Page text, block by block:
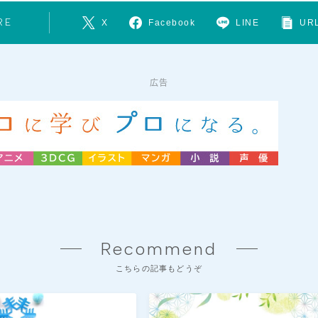
X Facebook LINE
広告
Recommend
こちらの記事もどうぞ